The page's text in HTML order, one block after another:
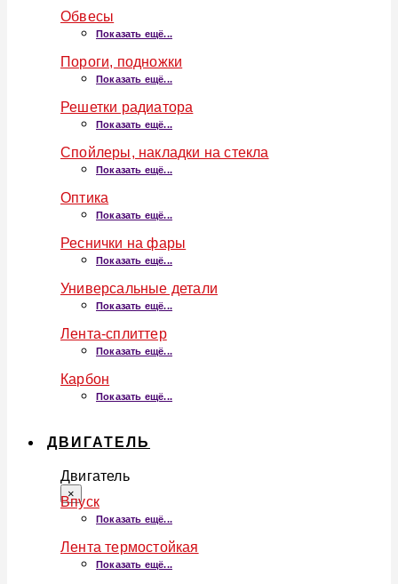
Обвесы
Показать ещё...
Пороги, подножки
Показать ещё...
Решетки радиатора
Показать ещё...
Спойлеры, накладки на стекла
Показать ещё...
Оптика
Показать ещё...
Реснички на фары
Показать ещё...
Универсальные детали
Показать ещё...
Лента-сплиттер
Показать ещё...
Карбон
Показать ещё...
ДВИГАТЕЛЬ
Двигатель
×
Впуск
Показать ещё...
Лента термостойкая
Показать ещё...